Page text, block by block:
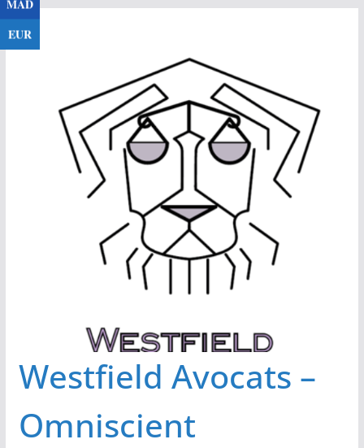
Passer
au
Westfield Avocats –
Omniscient
MAD
EUR